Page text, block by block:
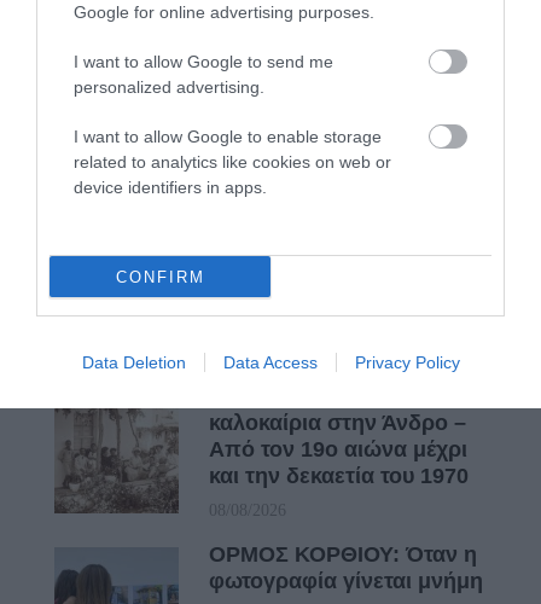
Google for online advertising purposes.
I want to allow Google to send me
personalized advertising.
I want to allow Google to enable storage
related to analytics like cookies on web or
device identifiers in apps.
CONFIRM
Data Deletion Data Access Privacy Policy
Από τον 19ο αιώνα μέχρι και την δεκαετία του 1970
ΟΡΜΟΣ ΚΟΡΘΙΟΥ: Όταν η φωτογραφία γίνεται μνήμη
Σωτήρος στην Άρνη!…
ΕΚΔΗΛΩΣΕΙΣ ΤΩΝ ΗΜΕΡΩΝ: Παγοποιείο
Πρόσφατα Άρθρα
καλοκαίρια στην Άνδρο –
Από τον 19ο αιώνα μέχρι
και την δεκαετία του 1970
08/08/2026
ΟΡΜΟΣ ΚΟΡΘΙΟΥ: Όταν η
φωτογραφία γίνεται μνήμη